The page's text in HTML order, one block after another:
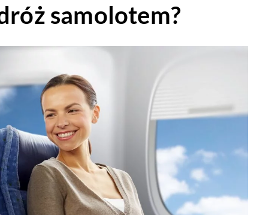
samolotem?